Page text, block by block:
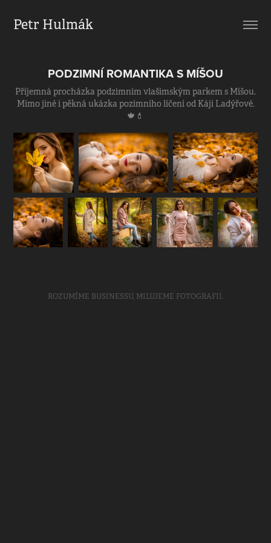
Petr Hulmák
PODZIMNÍ ROMANTIKA S MÍŠOU
Příjemná procházka podzimním vlašimským parkem s Míšou.
Mimo jiné i pěkná ukázka pozimního líčení od Káji Ladýřové.
🍁💄
ROZUMÍME BUSINESSU, MILUJEME FOTOGRAFII.